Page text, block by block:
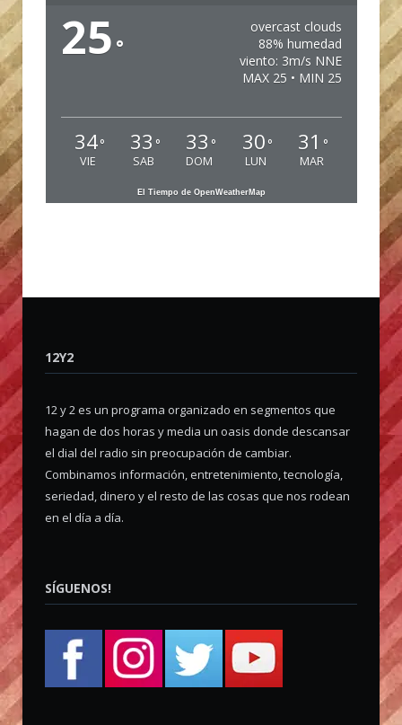
25 °
overcast clouds
88% humedad
viento: 3m/s NNE
MAX 25 • MIN 25
34°
VIE
33 °
SAB
33 °
DOM
30 °
LUN
31 °
MAR
El Tiempo de OpenWeatherMap
12Y2
12 y 2 es un programa organizado en segmentos que
hagan de dos horas y media un oasis donde descansar
el dial del radio sin preocupación de cambiar.
Combinamos información, entretenimiento, tecnología,
seriedad, dinero y el resto de las cosas que nos rodean
en el día a día.
SÍGUENOS!